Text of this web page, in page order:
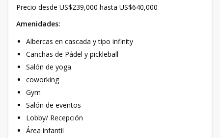
Precio desde US$239,000 hasta US$640,000
Amenidades:
Albercas en cascada y tipo infinity
Canchas de Pádel y pickleball
Salón de yoga
coworking
Gym
Salón de eventos
Lobby/ Recepción
Área infantil